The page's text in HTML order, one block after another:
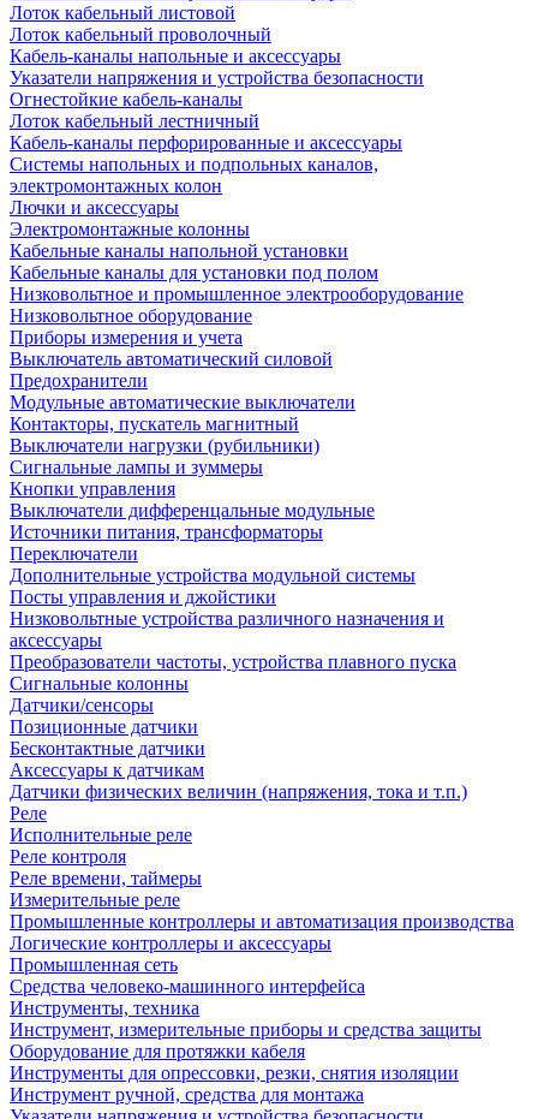
Лоток кабельный листовой
Лоток кабельный проволочный
Кабель-каналы напольные и аксессуары
Указатели напряжения и устройства безопасности
Огнестойкие кабель-каналы
Лоток кабельный лестничный
Кабель-каналы перфорированные и аксессуары
Системы напольных и подпольных каналов,
электромонтажных колон
Лючки и аксессуары
Электромонтажные колонны
Кабельные каналы напольной установки
Кабельные каналы для установки под полом
Низковольтное и промышленное электрооборудование
Низковольтное оборудование
Приборы измерения и учета
Выключатель автоматический силовой
Предохранители
Модульные автоматические выключатели
Контакторы, пускатель магнитный
Выключатели нагрузки (рубильники)
Сигнальные лампы и зуммеры
Кнопки управления
Выключатели дифференцальные модульные
Источники питания, трансформаторы
Переключатели
Дополнительные устройства модульной системы
Посты управления и джойстики
Низковольтные устройства различного назначения и
аксессуары
Преобразователи частоты, устройства плавного пуска
Сигнальные колонны
Датчики/сенсоры
Позиционные датчики
Бесконтактные датчики
Аксессуары к датчикам
Датчики физических величин (напряжения, тока и т.п.)
Реле
Исполнительные реле
Реле контроля
Реле времени, таймеры
Измерительные реле
Промышленные контроллеры и автоматизация производства
Логические контроллеры и аксессуары
Промышленная сеть
Средства человеко-машинного интерфейса
Инструменты, техника
Инструмент, измерительные приборы и средства защиты
Оборудование для протяжки кабеля
Инструменты для опрессовки, резки, снятия изоляции
Инструмент ручной, средства для монтажа